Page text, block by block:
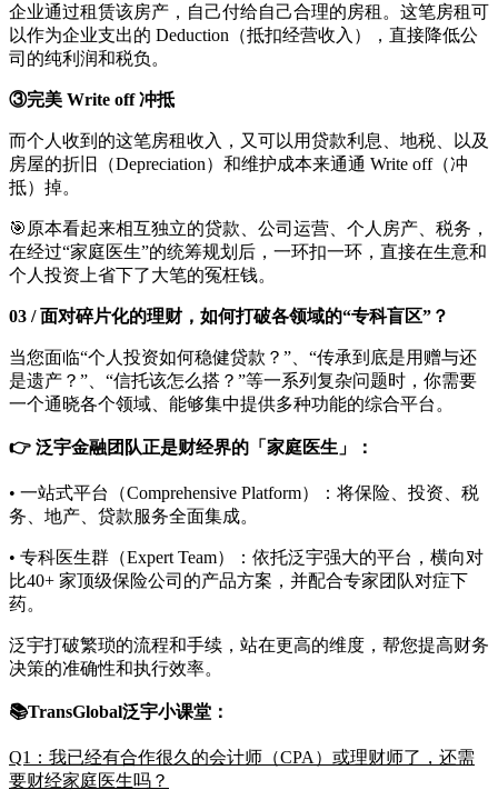
企业通过租赁该房产，自己付给自己合理的房租。这笔房租可
以作为企业支出的 Deduction（抵扣经营收入），直接降低公
司的纯利润和税负。
③完美 Write off 冲抵
而个人收到的这笔房租收入，又可以用贷款利息、地税、以及
房屋的折旧（Depreciation）和维护成本来通通 Write off（冲
抵）掉。
🎯原本看起来相互独立的贷款、公司运营、个人房产、税务，
在经过“家庭医生”的统筹规划后，一环扣一环，直接在生意和
个人投资上省下了大笔的冤枉钱。
03 / 面对碎片化的理财，如何打破各领域的“专科盲区”？
当您面临“个人投资如何稳健贷款？”、“传承到底是用赠与还
是遗产？”、“信托该怎么搭？”等一系列复杂问题时，你需要
一个通晓各个领域、能够集中提供多种功能的综合平台。
👉 泛宇金融团队正是财经界的「家庭医生」：
• 一站式平台（Comprehensive Platform）：将保险、投资、税
务、地产、贷款服务全面集成。
• 专科医生群（Expert Team）：依托泛宇强大的平台，横向对
比40+ 家顶级保险公司的产品方案，并配合专家团队对症下
药。
泛宇打破繁琐的流程和手续，站在更高的维度，帮您提高财务
决策的准确性和执行效率。
📚TransGlobal泛宇小课堂：
Q1：我已经有合作很久的会计师（CPA）或理财师了，还需
要财经家庭医生吗？